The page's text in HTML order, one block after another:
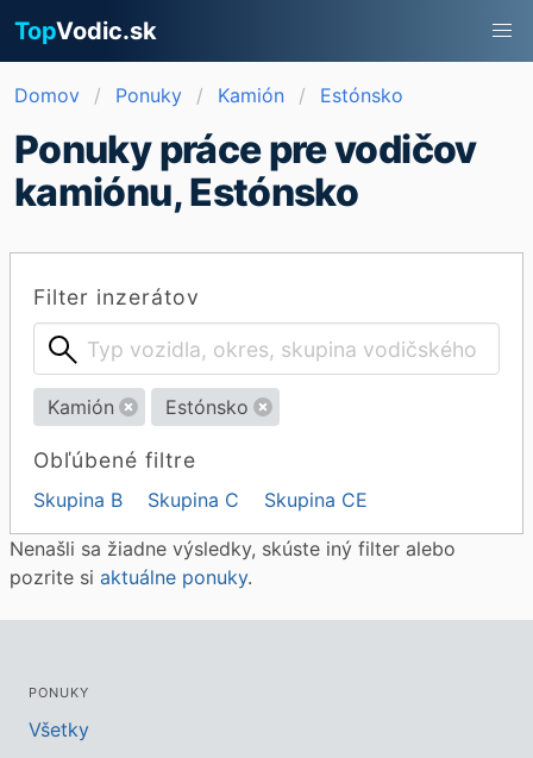
TopVodic.sk
Domov Ponuky Kamión Estónsko
Ponuky práce pre vodičov
kamiónu, Estónsko
Filter inzerátov
Kamión Estónsko
Obľúbené filtre
Skupina B Skupina C Skupina CE
Nenašli sa žiadne výsledky, skúste iný filter alebo
pozrite si aktuálne ponuky.
PONUKY
Všetky